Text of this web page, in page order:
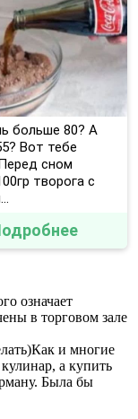
больше 80? А
Вот тебе
сном
творога с
означает
в торговом зале
и многие
а купить
Была бы